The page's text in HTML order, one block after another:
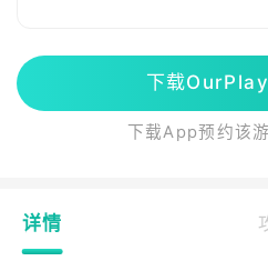
下载
下载App预约该
详情